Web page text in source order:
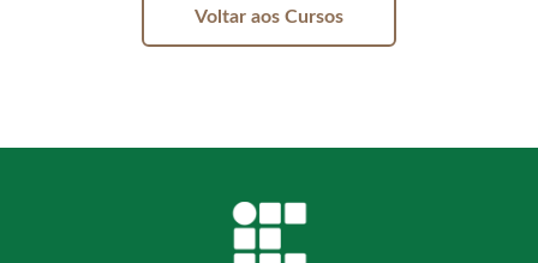
Voltar aos Cursos